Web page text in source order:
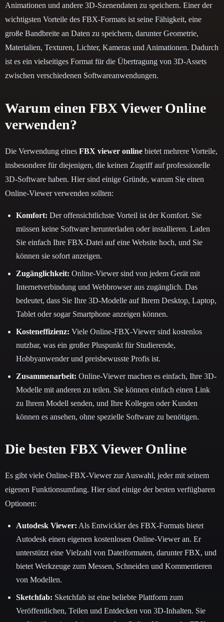
Animationen und andere 3D-Szenendaten zu speichern. Einer der
wichtigsten Vorteile des FBX-Formats ist seine Fähigkeit, eine
große Bandbreite an Daten zu speichern, darunter Geometrie,
Materialien, Texturen, Lichter, Kameras und Animationen. Dadurch
ist es ein vielseitiges Format für die Übertragung von 3D-Assets
zwischen verschiedenen Softwareanwendungen.
Warum einen FBX Viewer Online
verwenden?
Die Verwendung eines FBX viewer online bietet mehrere Vorteile,
insbesondere für diejenigen, die keinen Zugriff auf professionelle
3D-Software haben. Hier sind einige Gründe, warum Sie einen
Online-Viewer verwenden sollten:
Komfort: Der offensichtlichste Vorteil ist der Komfort. Sie
müssen keine Software herunterladen oder installieren. Laden
Sie einfach Ihre FBX-Datei auf eine Website hoch, und Sie
können sie sofort anzeigen.
Zugänglichkeit: Online-Viewer sind von jedem Gerät mit
Internetverbindung und Webbrowser aus zugänglich. Das
bedeutet, dass Sie Ihre 3D-Modelle auf Ihrem Desktop, Laptop,
Tablet oder sogar Smartphone anzeigen können.
Kosteneffizienz: Viele Online-FBX-Viewer sind kostenlos
nutzbar, was ein großer Pluspunkt für Studierende,
Hobbyanwender und preisbewusste Profis ist.
Zusammenarbeit: Online-Viewer machen es einfach, Ihre 3D-
Modelle mit anderen zu teilen. Sie können einfach einen Link
zu Ihrem Modell senden, und Ihre Kollegen oder Kunden
können es ansehen, ohne spezielle Software zu benötigen.
Die besten FBX Viewer Online
Es gibt viele Online-FBX-Viewer zur Auswahl, jeder mit seinem
eigenen Funktionsumfang. Hier sind einige der besten verfügbaren
Optionen:
Autodesk Viewer: Als Entwickler des FBX-Formats bietet
Autodesk einen eigenen kostenlosen Online-Viewer an. Er
unterstützt eine Vielzahl von Dateiformaten, darunter FBX, und
bietet Werkzeuge zum Messen, Schneiden und Kommentieren
von Modellen.
Sketchfab: Sketchfab ist eine beliebte Plattform zum
Veröffentlichen, Teilen und Entdecken von 3D-Inhalten. Sie